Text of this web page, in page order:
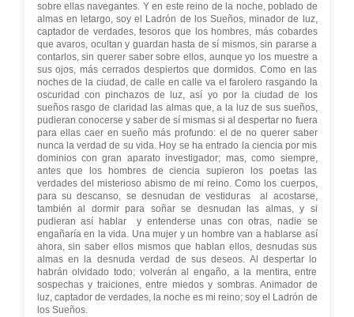
sobre ellas navegantes. Y en este reino de la noche, poblado de
almas en letargo, soy el Ladrón de los Sueños, minador de luz,
captador de verdades, tesoros que los hombres, más cobardes
que avaros, ocultan y guardan hasta de sí mismos, sin pararse a
contarlos, sin querer saber sobre ellos, aunque yo los muestre a
sus ojos, más cerrados despiertos que dormidos. Como en las
noches de la ciudad, de calle en calle va el farolero rasgando la
oscuridad con pinchazos de luz, así yo por la ciudad de los
sueños rasgo de claridad las almas que, a la luz de sus sueños,
pudieran conocerse y saber de sí mismas si al despertar no fuera
para ellas caer en sueño más profundo: el de no querer saber
nunca la verdad de su vida. Hoy se ha entrado la ciencia por mis
dominios con gran aparato investigador; mas, como siempre,
antes que los hombres de ciencia supieron los poetas las
verdades del misterioso abismo de mi reino. Como los cuerpos,
para su descanso, se desnudan de vestiduras al acostarse,
también al dormir para soñar se desnudan las almas, y si
pudieran así hablar y entenderse unas con otras, nadie se
engañaría en la vida. Una mujer y un hombre van a hablarse así
ahora, sin saber ellos mismos que hablan ellos, desnudas sus
almas en la desnuda verdad de sus deseos. Al despertar lo
habrán olvidado todo; volverán al engaño, a la mentira, entre
sospechas y traiciones, entre miedos y sombras. Animador de
luz, captador de verdades, la noche es mi reino; soy el Ladrón de
los Sueños.